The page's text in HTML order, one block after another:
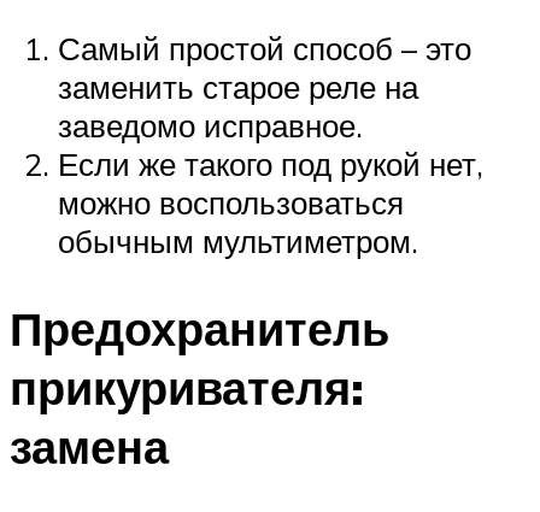
Самый простой способ – это
заменить старое реле на
заведомо исправное.
Если же такого под рукой нет,
можно воспользоваться
обычным мультиметром.
Предохранитель
прикуривателя:
замена